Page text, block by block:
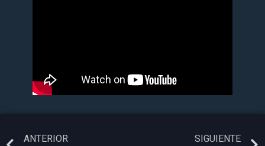
ANTERIOR
SIGUIENTE